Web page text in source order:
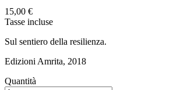
15,00 €
Tasse incluse
Sul sentiero della resilienza.
Edizioni Amrita, 2018
Quantità